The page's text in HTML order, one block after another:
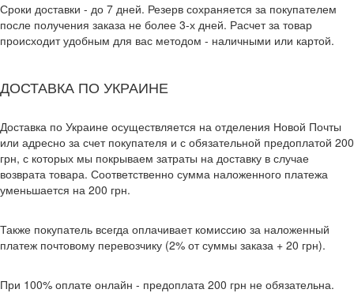
Сроки доставки - до 7 дней. Резерв сохраняется за покупателем
после получения заказа не более 3-х дней. Расчет за товар
происходит удобным для вас методом - наличными или картой.
ДОСТАВКА ПО УКРАИНЕ
Доставка по Украине осуществляется на отделения Новой Почты
или адресно за счет покупателя и с обязательной предоплатой 200
грн, с которых мы покрываем затраты на доставку в случае
возврата товара. Соответственно сумма наложенного платежа
уменьшается на 200 грн.
Также покупатель всегда оплачивает комиссию за наложенный
платеж почтовому перевозчику (2% от суммы заказа + 20 грн).
При 100% оплате онлайн - предоплата 200 грн не обязательна.